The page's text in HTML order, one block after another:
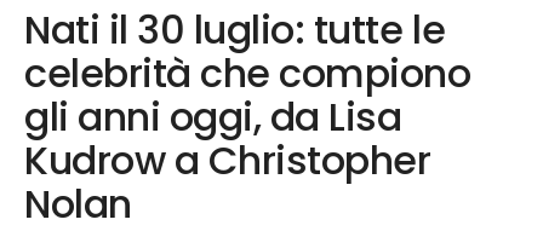
Nati il 30 luglio: tutte le
celebrità che compiono
gli anni oggi, da Lisa
Kudrow a Christopher
Nolan